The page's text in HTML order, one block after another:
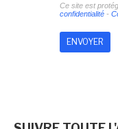
Ce site est
confidentialité-